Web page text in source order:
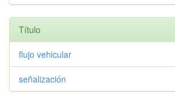
Título
flujo vehicular
señalización